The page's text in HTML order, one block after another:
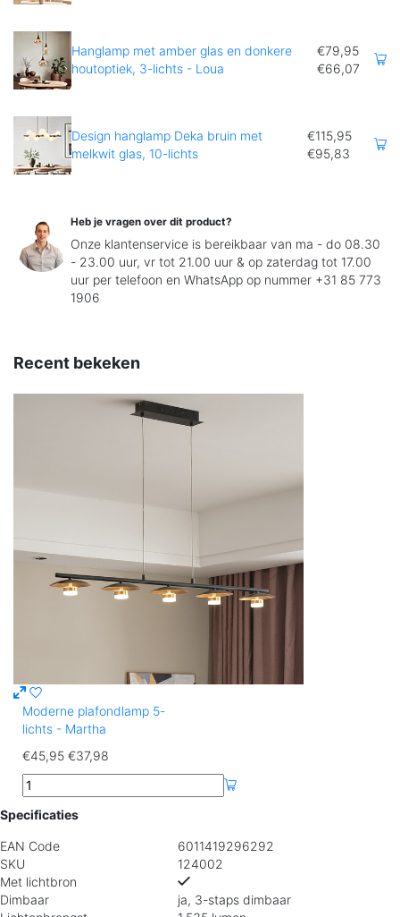
Hanglamp met amber glas en donkere
houtoptiek, 3-lichts - Loua
€79,95
€66,07
Design hanglamp Deka bruin met
melkwit glas, 10-lichts
€115,95
€95,83
Heb je vragen over dit product?
Onze klantenservice is bereikbaar van ma - do 08.30
- 23.00 uur, vr tot 21.00 uur & op zaterdag tot 17.00
uur per telefoon en WhatsApp op nummer +31 85 773
1906
Recent bekeken
Moderne plafondlamp 5-
lichts - Martha
€45,95 €37,98
Specificaties
EAN Code
6011419296292
SKU
124002
Met lichtbron
Dimbaar
ja, 3-staps dimbaar